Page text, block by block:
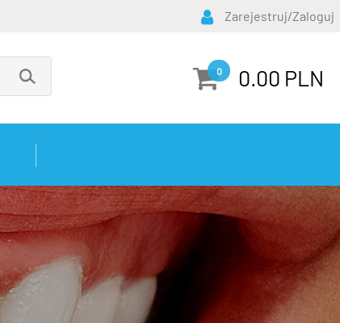
Zarejestruj/Zaloguj
0 0.00 PLN